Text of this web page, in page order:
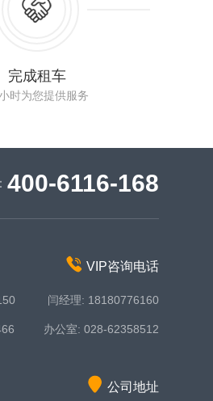
完成租车
时为您提供服务
400-6116-168
VIP咨询电话
闫经理: 18180776160
办公室: 028-62358512
公司地址